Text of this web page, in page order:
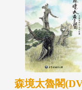
森境太魯閣